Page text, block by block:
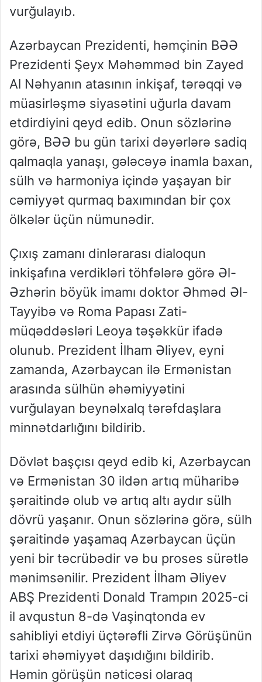
vurğulayıb.
Azərbaycan Prezidenti, həmçinin BƏƏ
Prezidenti Şeyx Məhəmməd bin Zayed
Al Nəhyanın atasının inkişaf, tərəqqi və
müasirləşmə siyasətini uğurla davam
etdirdiyini qeyd edib. Onun sözlərinə
görə, BƏƏ bu gün tarixi dəyərlərə sadiq
qalmaqla yanaşı, gələcəyə inamla baxan,
sülh və harmoniya içində yaşayan bir
cəmiyyət qurmaq baxımından bir çox
ölkələr üçün nümunədir.
Çıxış zamanı dinlərarası dialoqun
inkişafına verdikləri töhfələrə görə Əl-
Əzhərin böyük imamı doktor Əhməd Əl-
Tayyibə və Roma Papası Zati-
müqəddəsləri Leoya təşəkkür ifadə
olunub. Prezident İlham Əliyev, eyni
zamanda, Azərbaycan ilə Ermənistan
arasında sülhün əhəmiyyətini
vurğulayan beynəlxalq tərəfdaşlara
minnətdarlığını bildirib.
Dövlət başçısı qeyd edib ki, Azərbaycan
və Ermənistan 30 ildən artıq müharibə
şəraitində olub və artıq altı aydır sülh
dövrü yaşanır. Onun sözlərinə görə, sülh
şəraitində yaşamaq Azərbaycan üçün
yeni bir təcrübədir və bu proses sürətlə
mənimsənilir. Prezident İlham Əliyev
ABŞ Prezidenti Donald Trampın 2025-ci
il avqustun 8-də Vaşinqtonda ev
sahibliyi etdiyi üçtərəfli Zirvə Görüşünün
tarixi əhəmiyyət daşıdığını bildirib.
Həmin görüşün nəticəsi olaraq